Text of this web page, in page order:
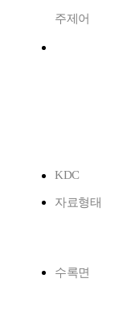
주제어
KDC
자료형태
수록면